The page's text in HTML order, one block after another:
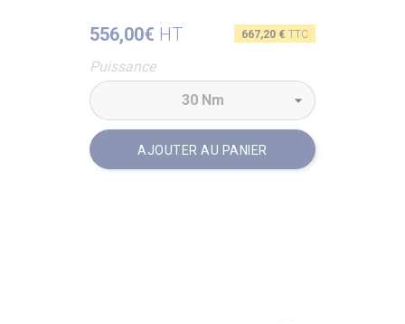
556,00€ HT Prix
667,20 € TTC
Puissance
AJOUTER AU PANIER